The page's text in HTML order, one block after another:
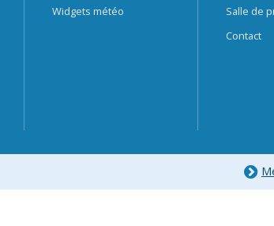
Widgets météo
Salle de
Contact